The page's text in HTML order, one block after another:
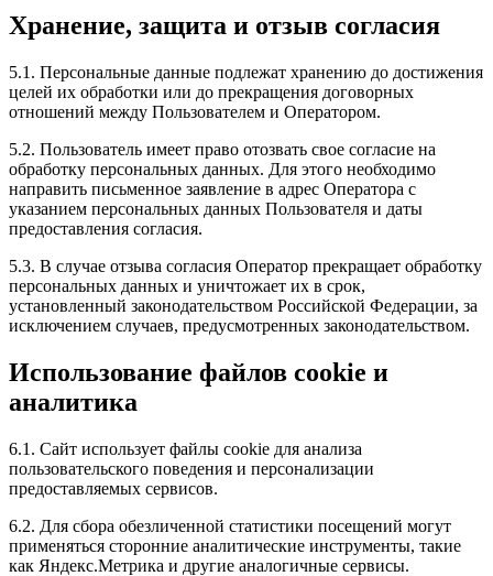
Хранение, защита и отзыв согласия
5.1. Персональные данные подлежат хранению до достижения
целей их обработки или до прекращения договорных
отношений между Пользователем и Оператором.
5.2. Пользователь имеет право отозвать свое согласие на
обработку персональных данных. Для этого необходимо
направить письменное заявление в адрес Оператора с
указанием персональных данных Пользователя и даты
предоставления согласия.
5.3. В случае отзыва согласия Оператор прекращает обработку
персональных данных и уничтожает их в срок,
установленный законодательством Российской Федерации, за
исключением случаев, предусмотренных законодательством.
Использование файлов cookie и
аналитика
6.1. Сайт использует файлы cookie для анализа
пользовательского поведения и персонализации
предоставляемых сервисов.
6.2. Для сбора обезличенной статистики посещений могут
применяться сторонние аналитические инструменты, такие
как Яндекс.Метрика и другие аналогичные сервисы.